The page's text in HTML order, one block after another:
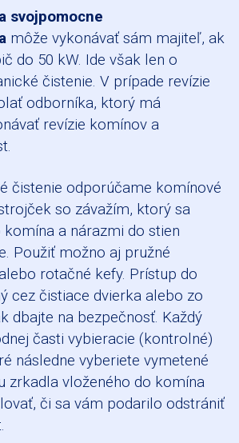
svojpomocne
môže vykonávať sám majiteľ, ak
do 50 kW. Ide však len o
čistenie. V prípade revízie
odborníka, ktorý má
revízie komínov a
čistenie odporúčame komínové
so závažím, ktorý sa
a nárazmi do stien
Použiť možno aj pružné
rotačné kefy. Prístup do
cez čistiace dvierka alebo zo
dbajte na bezpečnosť. Každý
časti vybieracie (kontrolné)
následne vyberiete vymetené
zrkadla vloženého do komína
či sa vám podarilo odstrániť